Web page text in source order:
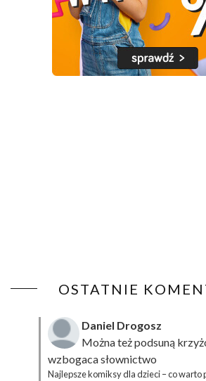
OSTATNIE
Daniel Drogosz
Można też podsuną
wzbogaca słownictwo
Najlepsze komiksy dla dzieci – co warto